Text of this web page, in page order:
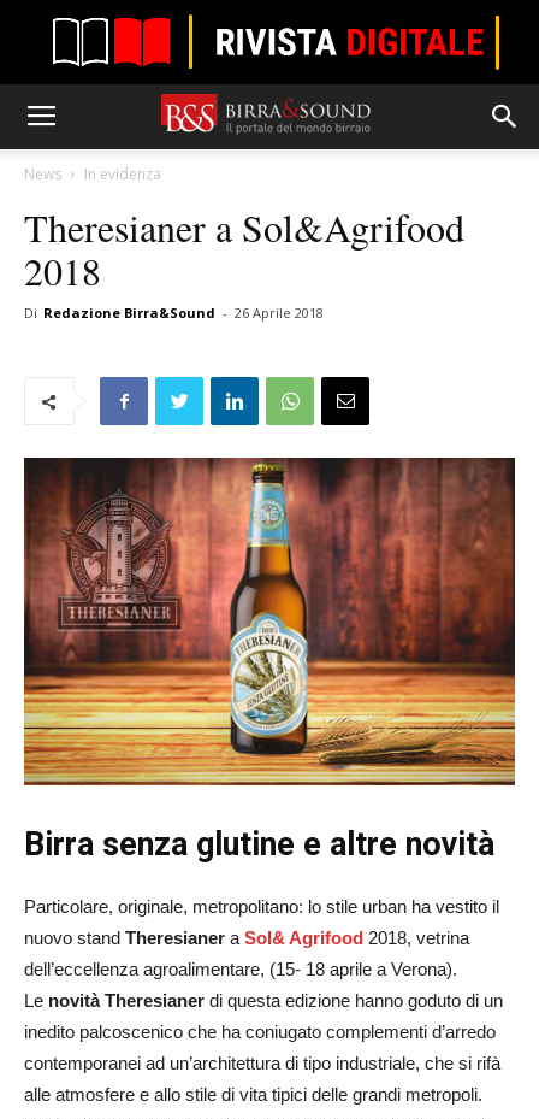
News In evidenza
Theresianer a Sol&Agrifood
2018
Di Redazione Birra&Sound - 26 Aprile 2018
Birra senza glutine e altre novità
Particolare, originale, metropolitano: lo stile urban ha vestito il
nuovo stand Theresianer a Sol& Agrifood 2018, vetrina
dell’eccellenza agroalimentare, (15- 18 aprile a Verona).
Le novità Theresianer di questa edizione hanno goduto di un
inedito palcoscenico che ha coniugato complementi d’arredo
contemporanei ad un’architettura di tipo industriale, che si rifà
alle atmosfere e allo stile di vita tipici delle grandi metropoli.